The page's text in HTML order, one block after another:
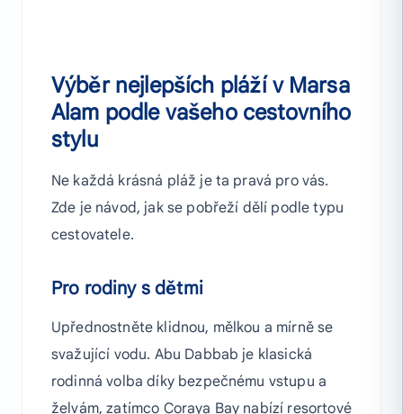
Výběr nejlepších pláží v Marsa
Alam podle vašeho cestovního
stylu
Ne každá krásná pláž je ta pravá pro vás.
Zde je návod, jak se pobřeží dělí podle typu
cestovatele.
Pro rodiny s dětmi
Upřednostněte klidnou, mělkou a mírně se
svažující vodu. Abu Dabbab je klasická
rodinná volba díky bezpečnému vstupu a
želvám, zatímco Coraya Bay nabízí resortové